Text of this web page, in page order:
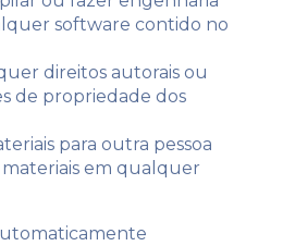
software contido no
direitos autorais ou
de propriedade dos
para outra pessoa
em qualquer